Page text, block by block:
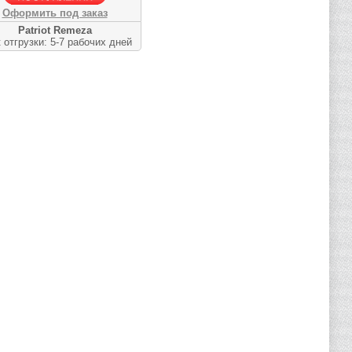
Оформить под заказ
Patriot Remeza
отгрузки: 5-7 рабочих дней